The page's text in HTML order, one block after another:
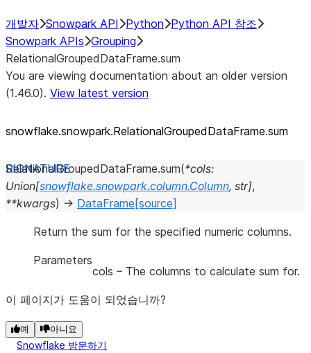
개발자 Snowpark API Python Python API 참조
Snowpark APIs Grouping
RelationalGroupedDataFrame.sum
You are viewing documentation about an older version
(1.46.0). View latest version
snowflake.snowpark.RelationalGroupedDataFrame.sum
RelationalGroupedDataFrame.sum(*cols:
Union[snowflake.snowpark.column.Column, str],
**kwargs) → DataFrame [source]
Return the sum for the specified numeric columns.
Parameters
cols – The columns to calculate sum for.
이 페이지가 도움이 되었습니까?
예 아니요
Snowflake 방문하기